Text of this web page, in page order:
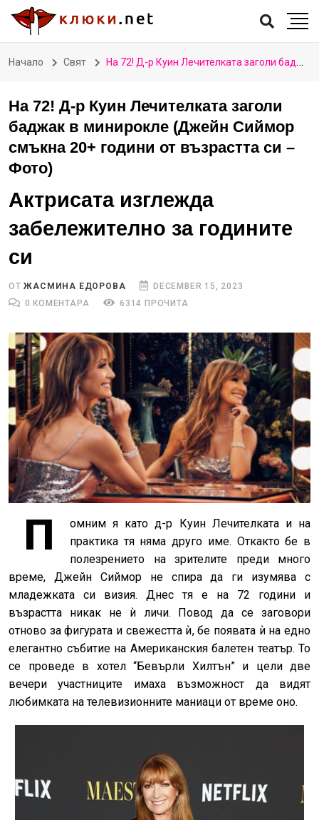
Начало Свят На 72! Д-р Куин Лечителката заголи баджак в минирокле (Джейн Сиймор смъкна 20+ години от възрастта си – Фото)
На 72! Д-р Куин Лечителката заголи
баджак в минирокле (Джейн Сиймор
смъкна 20+ години от възрастта си –
Фото)
Актрисата изглежда
забележително за годините
си
ОТЖАСМИНА ЕДОРОВА
DECEMBER 15, 2023
0 КОМЕНТАРА
6314 ПРОЧИТА
П
омним я като д-р Куин Лечителката и на
практика тя няма друго име. Откакто бе в
полезрението на зрителите преди много
време, Джейн Сиймор не спира да ги изумява с
младежката си визия. Днес тя е на 72 години и
възрастта никак не ѝ личи. Повод да се заговори
отново за фигурата и свежестта ѝ, бе появата ѝ на едно
елегантно събитие на Американския балетен театър. То
се проведе в хотел “Бевърли Хилтън” и цели две
вечери участниците имаха възможност да видят
любимката на телевизионните маниаци от време оно.